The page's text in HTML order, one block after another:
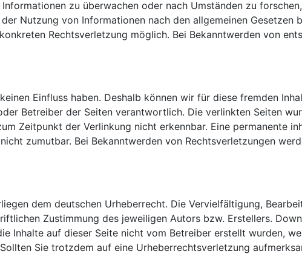
zu überwachen oder nach Umständen zu
Nutzung von Informationen nach den allgemeinen Gesetzen
Rechtsverletzung möglich. Bei Bekanntwerden von
Einfluss haben. Deshalb können wir für diese fremden
Betreiber der Seiten verantwortlich. Die verlinkten Seiten
Zeitpunkt der Verlinkung nicht erkennbar. Eine permanente
zumutbar. Bei Bekanntwerden von Rechtsverletzungen
dem deutschen Urheberrecht. Die Vervielfältigung,
Zustimmung des jeweiligen Autors bzw. Erstellers.
Inhalte auf dieser Seite nicht vom Betreiber erstellt wurden,
Sie trotzdem auf eine Urheberrechtsverletzung